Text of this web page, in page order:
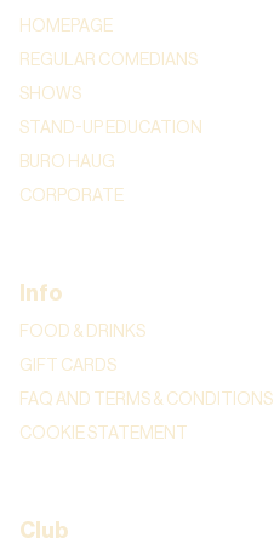
HOMEPAGE
REGULAR COMEDIANS
SHOWS
STAND-UP EDUCATION
BURO HAUG
CORPORATE
Info
FOOD & DRINKS
GIFT CARDS
FAQ AND TERMS & CONDITIONS
COOKIE STATEMENT
Club